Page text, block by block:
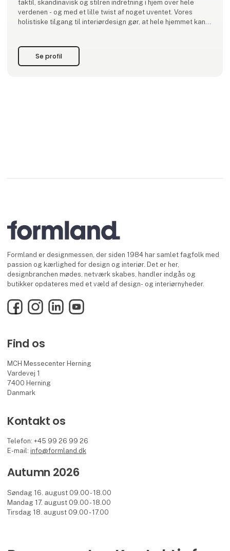
taktil, skandinavisk og stilren indretning i hjem over hele
verdenen - og med et lille twist af noget uventet. Vores
holistiske tilgang til interiørdesign gør, at hele hjemmet kan
Se profil
Formland er designmessen, der siden 1984 har samlet fagfolk med
passion og kærlighed for design og interiør. Det er her,
designbranchen mødes, netværk skabes, handler indgås og
butikker opdateres med et væld af design- og interiørnyheder.
FacebookInstagramLinkedInYouTube
Find os
MCH Messecenter Herning
Vardevej 1
7400 Herning
Danmark
Kontakt os
Telefon: +45 99 26 99 26
E-mail: info@formland.dk
Autumn 2026
Søndag 16. august 09.00 - 18.00
Mandag 17. august 09.00 - 18.00
Tirsdag 18. august 09.00 - 17.00